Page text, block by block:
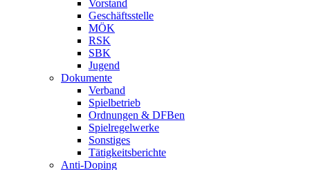
Vorstand
Geschäftsstelle
MÖK
RSK
SBK
Jugend
Dokumente
Verband
Spielbetrieb
Ordnungen & DFBen
Spielregelwerke
Sonstiges
Tätigkeitsberichte
Anti-Doping